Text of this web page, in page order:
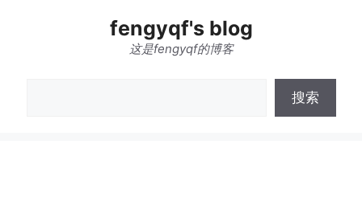
fengyqf's blog
这是fengyqf的博客
搜索